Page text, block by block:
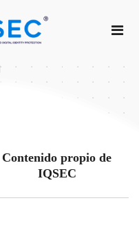
Contenido propio de
IQSEC